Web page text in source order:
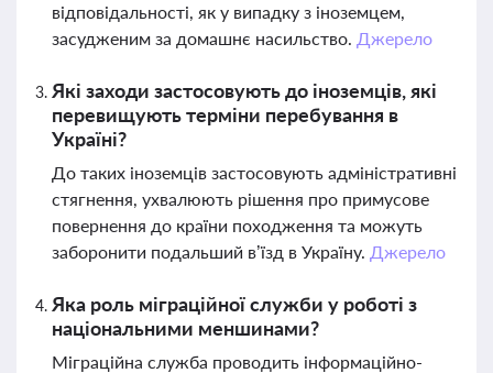
відповідальності, як у випадку з іноземцем,
засудженим за домашнє насильство. Джерело
Які заходи застосовують до іноземців, які
перевищують терміни перебування в
Україні?
До таких іноземців застосовують адміністративні
стягнення, ухвалюють рішення про примусове
повернення до країни походження та можуть
заборонити подальший в’їзд в Україну. Джерело
Яка роль міграційної служби у роботі з
національними меншинами?
Міграційна служба проводить інформаційно-